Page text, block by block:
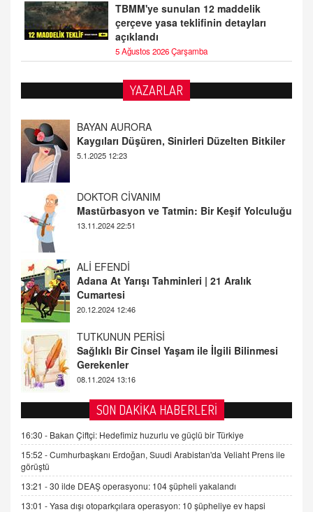
TBMM'ye sunulan 12 maddelik
çerçeve yasa teklifinin detayları
açıklandı
5 Ağustos 2026 Çarşamba
YAZARLAR
DOKTOR CİVANIM
Mastürbasyon ve Tatmin: Bir Keşif Yolculuğu
13.11.2024 22:51
ALİ EFENDİ
Adana At Yarışı Tahminleri | 21 Aralık
Cumartesi
TUTKUNUN PERİSİ
Sağlıklı Bir Cinsel Yaşam ile İlgili Bilinmesi
Gerekenler
08.11.2024 13:16
FARUK ÖNALAN
Tezkere Onaylanmasaydı…
2 Kasım 2021 Salı 00:11
AV. DOĞAN CAN DOĞAN
Kişisel verilerin korunması ve dijital hukukun
gelişimi
15.09.2025 16:17
SEHER EREK
Kış Ayları Geldi, Hangi Önlemler Alınmalı?
9.12.2025 10:11
SON DAKİKA HABERLERİ
16:30 - Bakan Çiftçi: Hedefimiz huzurlu ve güçlü bir Türkiye
15:52 -Cumhurbaşkanı Erdoğan, Suudi Arabistan'da Veliaht Prens ile
görüştü
13:21 -30 ilde DEAŞ operasyonu: 104 şüpheli yakalandı
13:01 -Yasa dışı otoparkçılara operasyon: 10 şüpheliye ev hapsi